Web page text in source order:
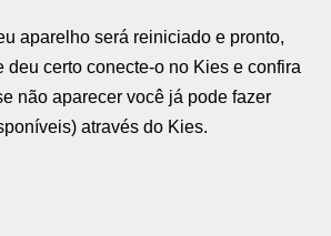
aparelho será reiniciado e pronto,
deu certo conecte-o no Kies e confira
não aparecer você já pode fazer
através do Kies.